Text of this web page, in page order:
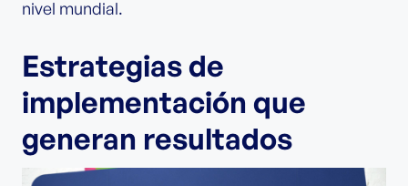
nivel mundial.
Estrategias de
implementación que
generan resultados